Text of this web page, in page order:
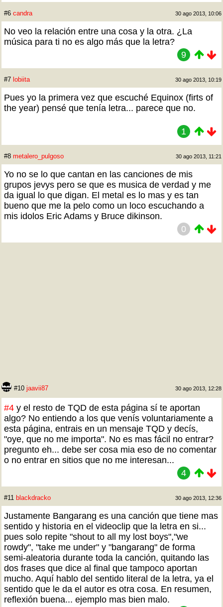
#6 candra 30 ago 2013, 10:06
No veo la relación entre una cosa y la otra. ¿La
música para ti no es algo más que la letra?
9
#7 lobiita 30 ago 2013, 10:19
Pues yo la primera vez que escuché Equinox (firts of
the year) pensé que tenía letra... parece que no.
1
#8 metalero_pulgoso 30 ago 2013, 11:21
Yo no se lo que cantan en las canciones de mis
grupos jevys pero se que es musica de verdad y me
da igual lo que digan. El metal es lo mas y es tan
bueno que me la pelo como un loco escuchando a
mis idolos Eric Adams y Bruce dikinson.
0
#10 jaavii87 30 ago 2013, 12:28
#4 y el resto de TQD de esta página sí te aportan
algo? No entiendo a los que venís voluntariamente a
esta página, entrais en un mensaje TQD y decís,
"oye, que no me importa". No es mas fácil no entrar?
pregunto eh... debe ser cosa mia eso de no comentar
o no entrar en sitios que no me interesan...
4
#11 blackdracko 30 ago 2013, 12:36
Justamente Bangarang es una canción que tiene mas
sentido y historia en el videoclip que la letra en si...
pues solo repite "shout to all my lost boys","we
rowdy", "take me under" y "bangarang" de forma
semi-aleatoria durante toda la canción, quitando las
dos frases que dice al final que tampoco aportan
mucho. Aquí hablo del sentido literal de la letra, ya el
sentido que le da el autor es otra cosa. En resumen,
reflexión buena... ejemplo mas bien malo.